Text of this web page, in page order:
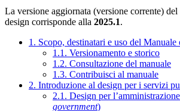
La versione aggiornata (versione corrente)
design corrisponde alla 2025.1.
1. Scopo, destinatari e uso del
1.1. Versionamento e storico
1.2. Consultazione del manuale
1.3. Contribuisci al manuale
2. Introduzione al design per i servizi
2.1. Design per
government)